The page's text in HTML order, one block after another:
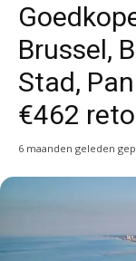
Brussel,
Stad,
€462
6 maanden geleden